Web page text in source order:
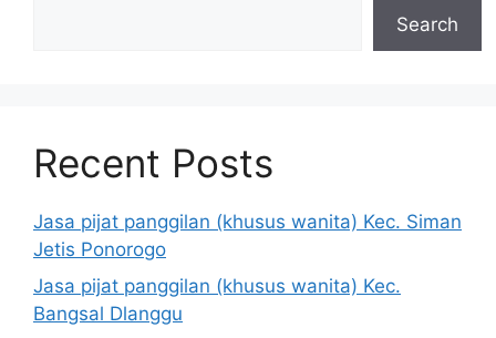
Search
Recent Posts
Jasa pijat panggilan (khusus wanita) Kec. Siman
Jetis Ponorogo
Jasa pijat panggilan (khusus wanita) Kec.
Bangsal Dlanggu